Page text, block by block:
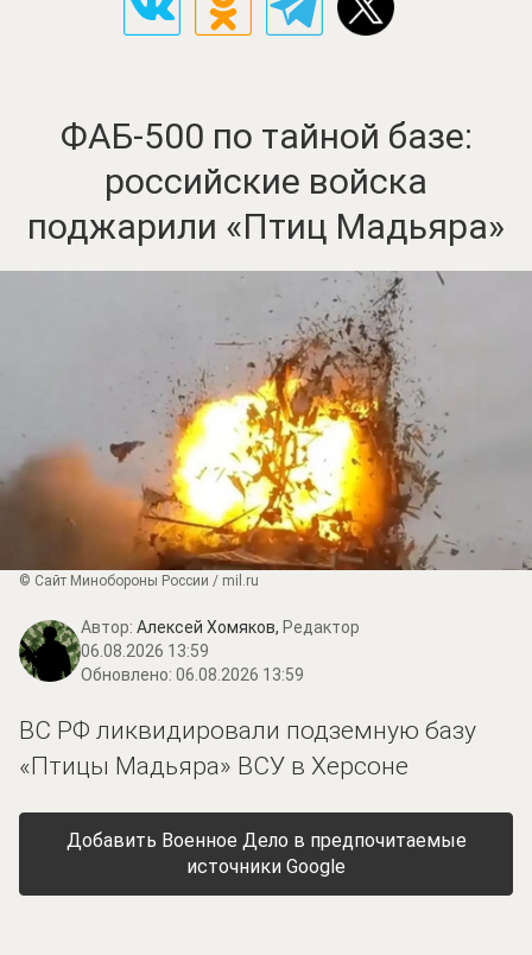
ФАБ-500 по тайной базе:
российские войска
поджарили «Птиц Мадьяра»
© Сайт Минобороны России / mil.ru
Автор: Алексей Хомяков, Редактор
06.08.2026 13:59
Обновлено: 06.08.2026 13:59
ВС РФ ликвидировали подземную базу
«Птицы Мадьяра» ВСУ в Херсоне
Добавить Военное Дело в предпочитаемые
источники Google